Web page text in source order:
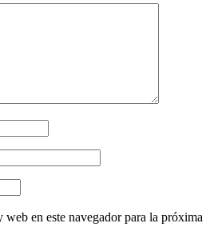
en este navegador para la próxima